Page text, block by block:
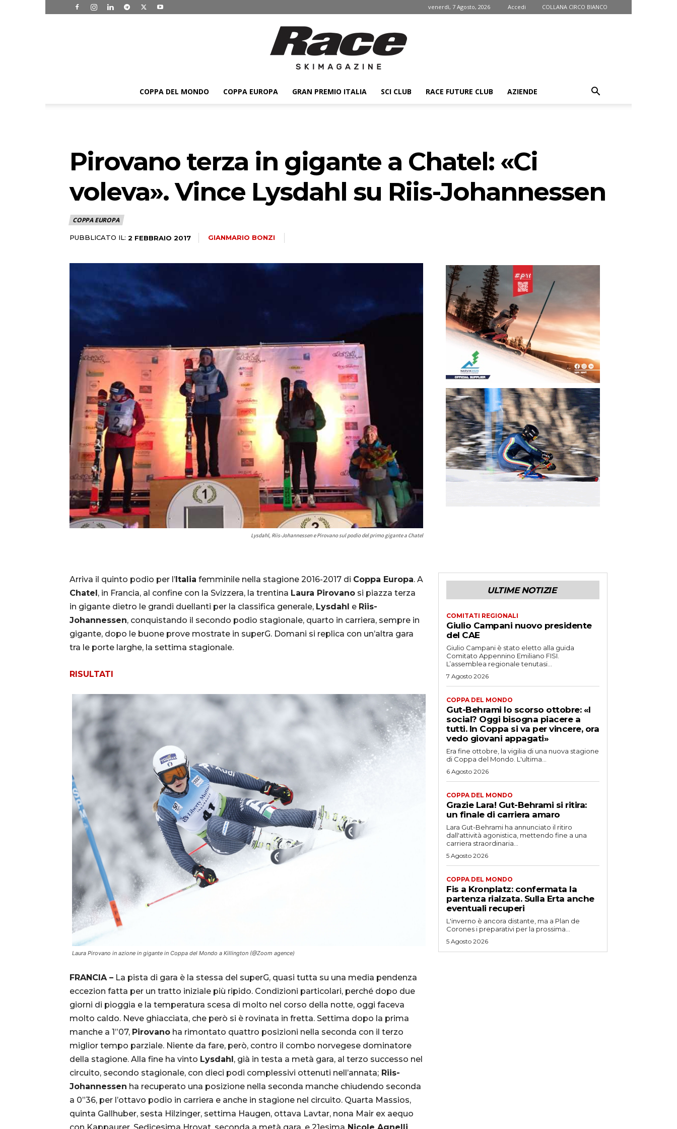
venerdì, 7 Agosto, 2026 Accedi COLLANA CIRCO BIANCO
COPPA DEL MONDO COPPA EUROPA GRAN PREMIO ITALIA SCI CLUB RACE FUTURE CLUB AZIENDE
Pirovano terza in gigante a Chatel: «Ci
voleva». Vince Lysdahl su Riis-Johannessen
COPPA EUROPA
PUBBLICATO IL: 2 FEBBRAIO 2017 GIANMARIO BONZI
Lysdahl, Riis-Johannessen e Pirovano sul podio del primo gigante a Chatel
Arriva il quinto podio per l’Italia femminile nella stagione 2016-2017 di Coppa Europa. A
Chatel, in Francia, al confine con la Svizzera, la trentina Laura Pirovano si piazza terza
in gigante dietro le grandi duellanti per la classifica generale, Lysdahl e Riis-
Johannessen, conquistando il secondo podio stagionale, quarto in carriera, sempre in
gigante, dopo le buone prove mostrate in superG. Domani si replica con un’altra gara
tra le porte larghe, la settima stagionale.
RISULTATI
Laura Pirovano in azione in gigante in Coppa del Mondo a Killington (@Zoom agence)
FRANCIA – La pista di gara è la stessa del superG, quasi tutta su una media pendenza
eccezion fatta per un tratto iniziale più ripido. Condizioni particolari, perché dopo due
giorni di pioggia e la temperatura scesa di molto nel corso della notte, oggi faceva
molto caldo. Neve ghiacciata, che però si è rovinata in fretta. Settima dopo la prima
manche a 1”07, Pirovano ha rimontato quattro posizioni nella seconda con il terzo
miglior tempo parziale. Niente da fare, però, contro il combo norvegese dominatore
della stagione. Alla fine ha vinto Lysdahl , già in testa a metà gara, al terzo successo nel
circuito, secondo stagionale, con dieci podi complessivi ottenuti nell’annata; Riis-
Johannessen ha recuperato una posizione nella seconda manche chiudendo seconda
a 0”36, per l’ottavo podio in carriera e anche in stagione nel circuito. Quarta Massios,
quinta Gallhuber, sesta Hilzinger, settima Haugen, ottava Lavtar, nona Mair ex aequo
ULTIME NOTIZIE
COMITATI REGIONALI
Giulio Campani nuovo presidente
del CAE
Giulio Campani è stato eletto alla guida
Comitato Appennino Emiliano FISI.
L’assemblea regionale tenutasi...
7 Agosto 2026
COPPA DEL MONDO
Gut-Behrami lo scorso ottobre: «I
social? Oggi bisogna piacere a
tutti. In Coppa si va per vincere, ora
vedo giovani appagati»
Era fine ottobre, la vigilia di una nuova stagione
di Coppa del Mondo. L'ultima...
6 Agosto 2026
COPPA DEL MONDO
Grazie Lara! Gut-Behrami si ritira:
un finale di carriera amaro
Lara Gut-Behrami ha annunciato il ritiro
dall'attività agonistica, mettendo fine a una
carriera straordinaria...
5 Agosto 2026
COPPA DEL MONDO
Fis a Kronplatz: confermata la
partenza rialzata. Sulla Erta anche
eventuali recuperi
L'inverno è ancora distante, ma a Plan de
Corones i preparativi per la prossima...
5 Agosto 2026